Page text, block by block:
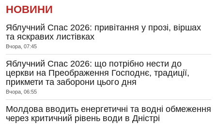
НОВИНИ
Яблучний Спас 2026: привітання у прозі, віршах
та яскравих листівках
Вчора, 07:45
Яблучний Спас 2026: що потрібно нести до
церкви на Преображення Господнє, традиції,
прикмети та заборони цього дня
Вчора, 06:55
Молдова вводить енергетичні та водні обмеження
через критичний рівень води в Дністрі